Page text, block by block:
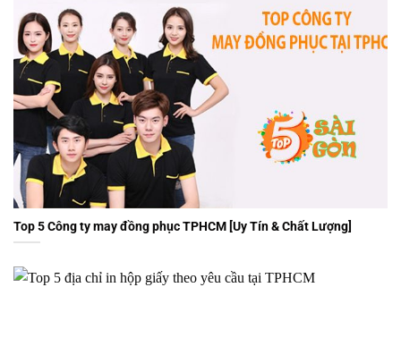
Top 5 Công ty may đồng phục TPHCM [Uy Tín & Chất Lượng]